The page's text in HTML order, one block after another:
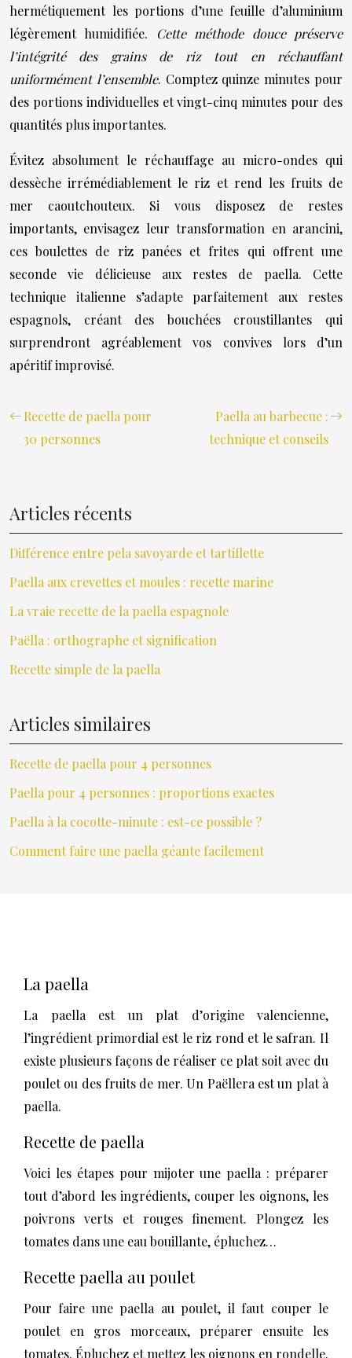
hermétiquement les portions d’une feuille d’aluminium
légèrement humidifiée.
Cette méthode douce préserve
l’intégrité des grains de riz tout en réchauffant
uniformément l’ensemble. Comptez quinze minutes pour
des portions individuelles et vingt-cinq minutes pour des
quantités plus importantes.
Évitez absolument le réchauffage au micro-ondes qui
dessèche irrémédiablement le riz et rend les fruits de
mer caoutchouteux. Si vous disposez de restes
importants, envisagez leur transformation en arancini,
ces boulettes de riz panées et frites qui offrent une
seconde vie délicieuse aux restes de paella. Cette
technique italienne s’adapte parfaitement aux restes
espagnols, créant des bouchées croustillantes qui
surprendront agréablement vos convives lors d’un
apéritif improvisé.
Recette de paella pour
30 personnes
Paella au barbecue :
technique et conseils
Articles récents
Différence entre pela savoyarde et tartiflette
Paella aux crevettes et moules : recette marine
La vraie recette de la paella espagnole
Paëlla : orthographe et signification
Recette simple de la paella
Articles similaires
Recette de paella pour 4 personnes
Paella pour 4 personnes : proportions exactes
Paella à la cocotte-minute : est-ce possible ?
Comment faire une paella géante facilement
La paella
La paella est un plat d’origine valencienne,
l’ingrédient primordial est le riz rond et le safran. Il
existe plusieurs façons de réaliser ce plat soit avec du
poulet ou des fruits de mer. Un Paëllera est un plat à
paella.
Recette de paella
Voici les étapes pour mijoter une paella : préparer
tout d’abord les ingrédients, couper les oignons, les
poivrons verts et rouges finement. Plongez les
tomates dans une eau bouillante, épluchez…
Recette paella au poulet
Pour faire une paella au poulet, il faut couper le
poulet en gros morceaux, préparer ensuite les
tomates. Épluchez et mettez les oignons en rondelle.